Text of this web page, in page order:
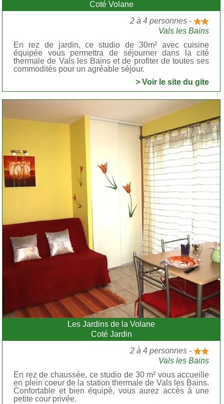
Coté Volane
2 à 4 personnes -
Vals les Bains
En rez de jardin, ce studio de 30m² avec cuisine
équipée vous permettra de séjourner dans la cité
thermale de Vals les Bains et de profiter de toutes ses
commodités pour un agréable séjour.
> Voir le site du gite
Les Jardins de la Volane
Coté Jardin
2 à 4 personnes -
Vals les Bains
En rez de chaussée, ce studio de 30 m² vous accueille
en plein coeur de la station thermale de Vals les Bains.
Confortable et bien équipé, vous aurez accès à une
petite cour privée.